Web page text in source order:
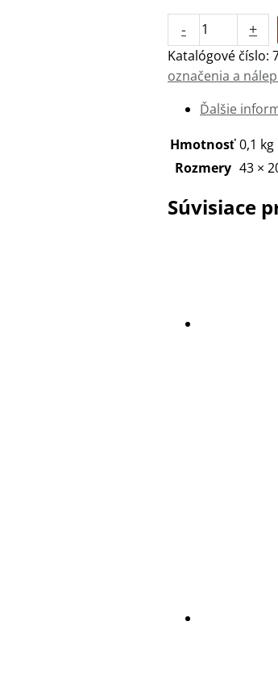
- +
Katalógové číslo:
označenia a
Ďalšie
Hmotnosť0,1 kg
Rozmery 43 ×
Súvisiace